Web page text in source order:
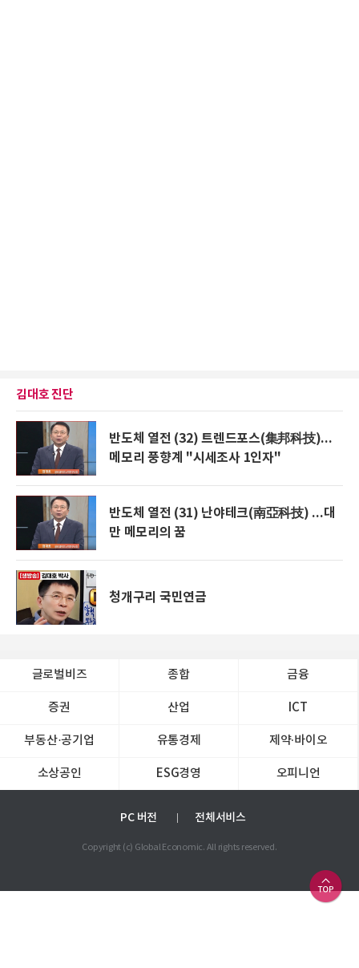
김대호 진단
반도체 열전 (32) 트렌드포스(集邦科技)...
메모리 풍향계 "시세조사 1인자"
반도체 열전 (31) 난야테크(南亞科技) ...대
만 메모리의 꿈
청개구리 국민연금
글로벌비즈 종합 금융
증권 산업 ICT
부동산·공기업 유통경제 제약∙바이오
소상공인 ESG경영 오피니언
PC 버전 전체서비스
Copyright (c) Global Economic. All rights reserved.